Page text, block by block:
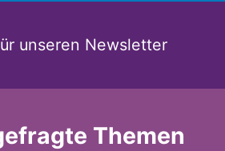
Themen
unseren Newsletter